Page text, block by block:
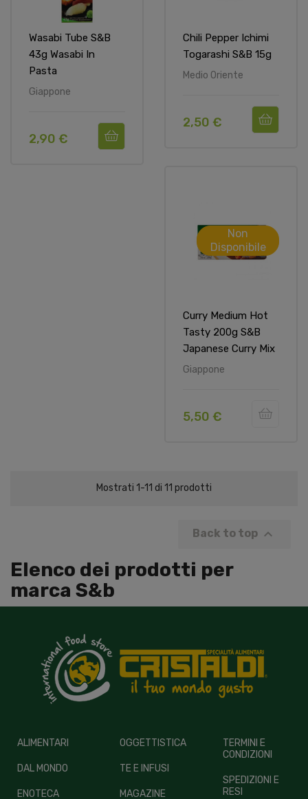
Wasabi Tube S&B
43g Wasabi In
Pasta
Giappone
2,90 €
Chili Pepper Ichimi
Togarashi S&B 15g
Medio Oriente
2,50 €
Curry Medium Hot
Tasty 200g S&B
Japanese Curry Mix
Giappone
Non
Disponibile
5,50 €
Mostrati 1-11 di 11 prodotti
Back to top 
Elenco dei prodotti per
marca S&b
ALIMENTARI
DAL MONDO
ENOTECA
OGGETTISTICA
TE E INFUSI
MAGAZINE
TERMINI E
CONDIZIONI
SPEDIZIONI E
RESI